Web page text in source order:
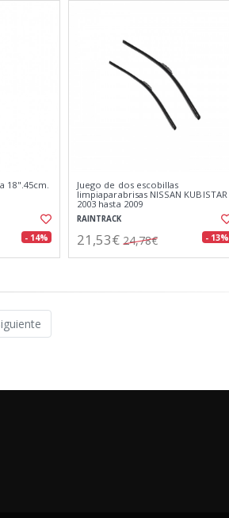
18".45cm.
- 14%
Juego de dos escobillas
limpiaparabrisas NISSAN KUBISTAR
2003 hasta 2009
RAINTRACK
21,53€ 24,78€ - 13%